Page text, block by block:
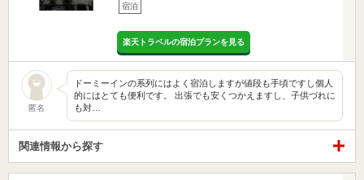
宿泊
楽天トラベルの宿泊プランを見る
匿名
ドーミーインの系列にはよく宿泊しますが値段も手頃ですし個人
的にはとても便利です。 出張でも安くつかえますし、子供づれに
も対…
関連情報から探す